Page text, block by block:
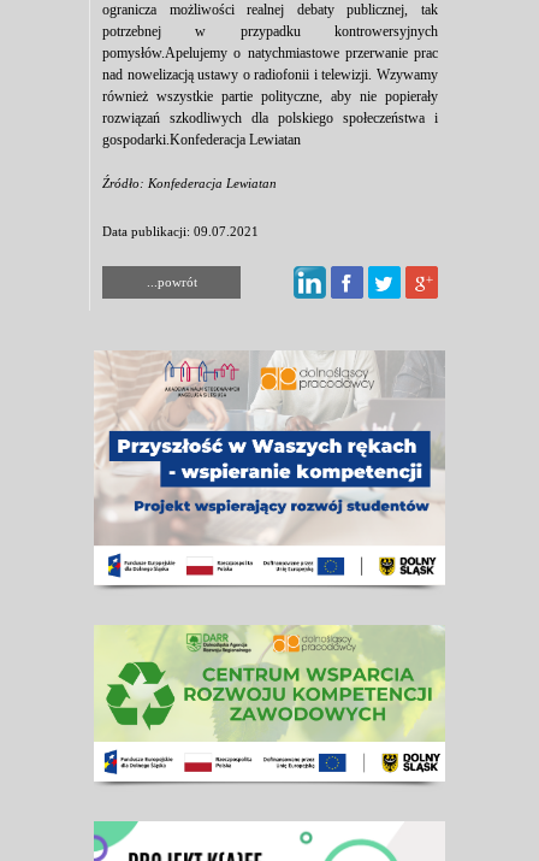
ogranicza możliwości realnej debaty publicznej, tak
potrzebnej w przypadku kontrowersyjnych
pomysłów.Apelujemy o natychmiastowe przerwanie prac
nad nowelizacją ustawy o radiofonii i telewizji. Wzywamy
również wszystkie partie polityczne, aby nie popierały
rozwiązań szkodliwych dla polskiego społeczeństwa i
gospodarki.Konfederacja Lewiatan
Źródło: Konfederacja Lewiatan
Data publikacji: 09.07.2021
...powrót